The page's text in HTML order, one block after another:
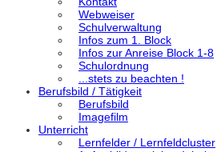
Webweiser
Schulverwaltung
Infos zum 1. Block
Infos zur Anreise Block 1-8
Schulordnung
...stets zu beachten !
Berufsbild / Tätigkeit
Berufsbild
Imagefilm
Unterricht
Lernfelder / Lernfeldcluster